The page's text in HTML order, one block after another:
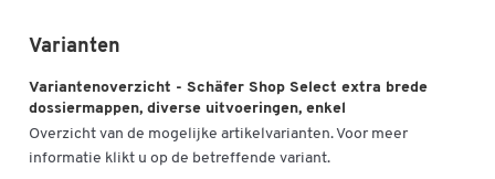
Varianten
Variantenoverzicht - Schäfer Shop Select extra brede
dossiermappen, diverse uitvoeringen, enkel
Overzicht van de mogelijke artikelvarianten. Voor meer
informatie klikt u op de betreffende variant.